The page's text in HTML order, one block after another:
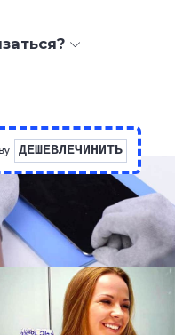
ДЕШЕВЛЕЧИНИТЬ